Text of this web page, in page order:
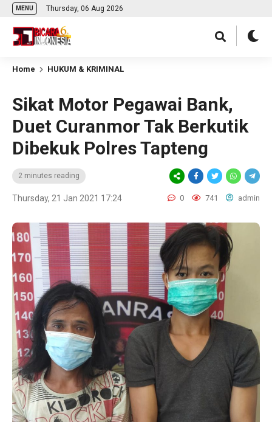
MENU Thursday, 06 Aug 2026
Home HUKUM & KRIMINAL
Sikat Motor Pegawai Bank,
Duet Curanmor Tak Berkutik
Dibekuk Polres Tapteng
2 minutes reading
Thursday, 21 Jan 2021 17:24 0 741 admin